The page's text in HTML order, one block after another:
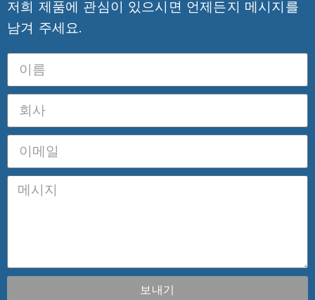
저희 제품에 관심이 있으시면 언제든지 메시지를
남겨 주세요.
보내기